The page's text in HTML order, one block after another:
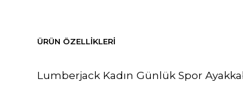
ÜRÜN ÖZELLIKLERI
Lumberjack Kadın Günlük Spor